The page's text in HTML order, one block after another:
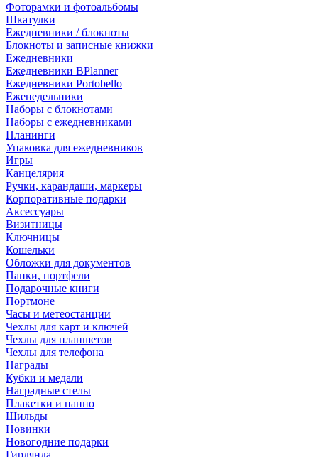
Фоторамки и фотоальбомы
Шкатулки
Ежедневники / блокноты
Блокноты и записные книжки
Ежедневники
Ежедневники BPlanner
Ежедневники Portobello
Еженедельники
Наборы с блокнотами
Наборы с ежедневниками
Планинги
Упаковка для ежедневников
Игры
Канцелярия
Ручки, карандаши, маркеры
Корпоративные подарки
Аксессуары
Визитницы
Ключницы
Кошельки
Обложки для документов
Папки, портфели
Подарочные книги
Портмоне
Часы и метеостанции
Чехлы для карт и ключей
Чехлы для планшетов
Чехлы для телефона
Награды
Кубки и медали
Наградные стелы
Плакетки и панно
Шильды
Новинки
Новогодние подарки